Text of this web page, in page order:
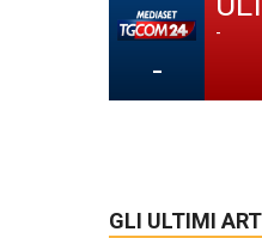
-
-
GLI ULTIMI